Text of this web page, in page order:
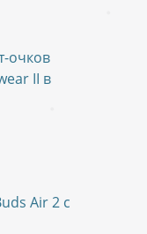
очков
II в
Air 2 с